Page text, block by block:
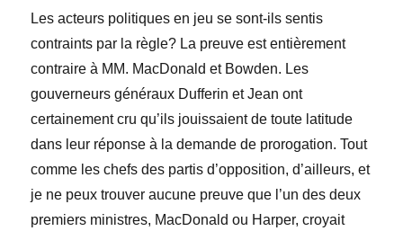
Les acteurs politiques en jeu se sont-ils sentis
contraints par la règle? La preuve est entièrement
contraire à MM. MacDonald et Bowden. Les
gouverneurs généraux Dufferin et Jean ont
certainement cru qu’ils jouissaient de toute latitude
dans leur réponse à la demande de prorogation. Tout
comme les chefs des partis d’opposition, d’ailleurs, et
je ne peux trouver aucune preuve que l’un des deux
premiers ministres, MacDonald ou Harper, croyait